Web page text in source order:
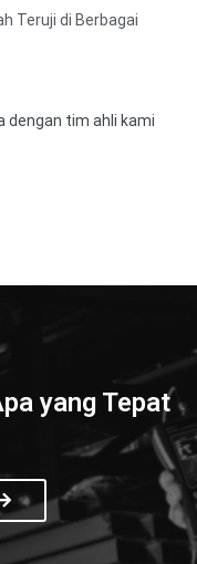
Teruji di Berbagai
dengan tim ahli kami
yang Tepat